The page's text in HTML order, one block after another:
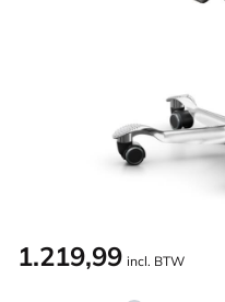
1.219,99 incl. BTW